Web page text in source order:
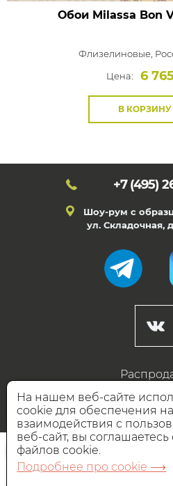
Обои Milassa Bon
Флизелиновые,
Цена:
6
В КОРЗИНУ
+7 (495)
Шоу-рум с
ул. Складочная,
Готовые
НАШИ
На нашем веб-сайте
cookie для обеспечения
взаимодействия с
веб-сайт, вы
файлов cookie.
Подробнее про cookie ⟶